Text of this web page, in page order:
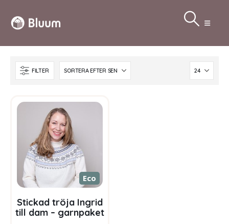
FILTER
Eco
Stickad tröja Ingrid
till dam – garnpaket